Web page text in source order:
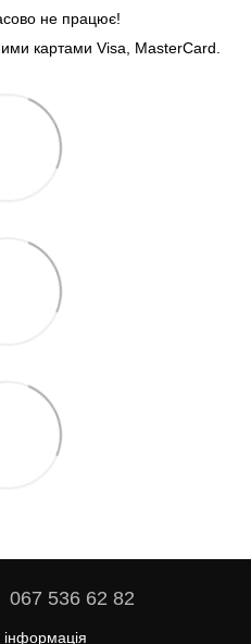
не працює!
картами Visa, MasterCard.
067 536 62 82
інформація